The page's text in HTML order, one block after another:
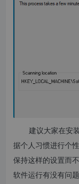
建议大家在安
据个人习惯进行个
保持这样的设置而
软件运行有没有问